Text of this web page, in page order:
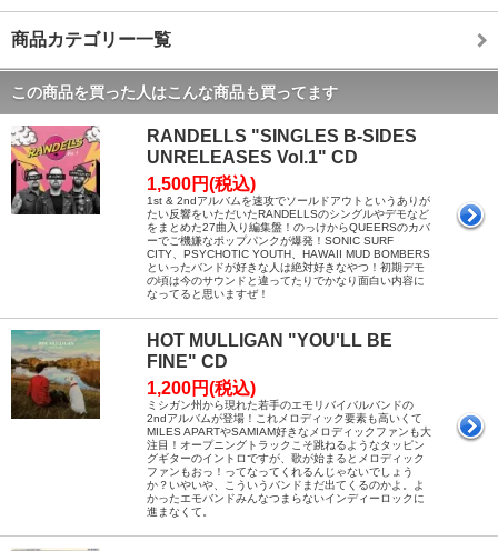
商品カテゴリー一覧
この商品を買った人はこんな商品も買ってます
RANDELLS "SINGLES B-SIDES
UNRELEASES Vol.1" CD
1,500円(税込)
1st & 2ndアルバムを速攻でソールドアウトというありが
たい反響をいただいたRANDELLSのシングルやデモなど
をまとめた27曲入り編集盤！のっけからQUEERSのカバ
ーでご機嫌なポップパンクが爆発！SONIC SURF
CITY、PSYCHOTIC YOUTH、HAWAII MUD BOMBERS
といったバンドが好きな人は絶対好きなやつ！初期デモ
の頃は今のサウンドと違ってたりでかなり面白い内容に
なってると思いますぜ！
HOT MULLIGAN "YOU'LL BE
FINE" CD
1,200円(税込)
ミシガン州から現れた若手のエモリバイバルバンドの
2ndアルバムが登場！これメロディック要素も高いくて
MILES APARTやSAMIAM好きなメロディックファンも大
注目！オープニングトラックこそ跳ねるようなタッピン
グギターのイントロですが、歌が始まるとメロディック
ファンもおっ！ってなってくれるんじゃないでしょう
か？いやいや、こういうバンドまだ出てくるのかよ。よ
かったエモバンドみんなつまらないインディーロックに
進まなくて。